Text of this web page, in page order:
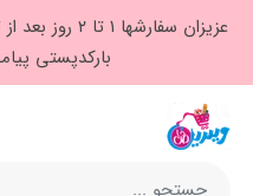
عزیزان
بارکدپستی